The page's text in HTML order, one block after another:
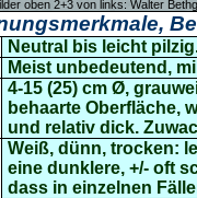
oben 2+3 von links: Walter
Neutral bis leicht
Meist unbedeutend,
4-15 (25) cm Ø,
behaarte Oberfläche,
und relativ dick.
Weiß, dünn, trocken:
eine dunklere, +/- oft
dass in einzelnen